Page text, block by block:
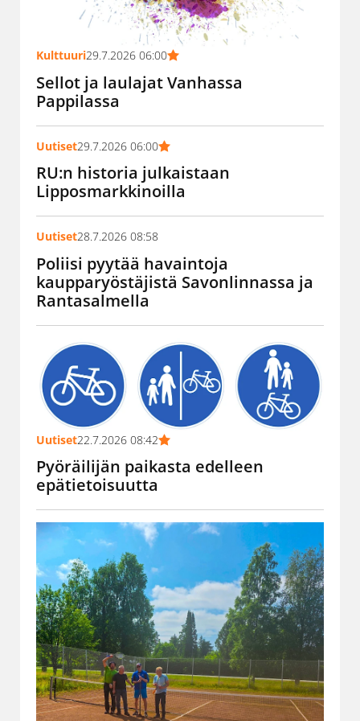
Kulttuuri29.7.2026 06:00
Sellot ja laulajat Vanhassa
Pappilassa
Uutiset29.7.2026 06:00
RU:n historia julkaistaan
Lipposmarkkinoilla
Uutiset28.7.2026 08:58
Poliisi pyytää havaintoja
kaupparyöstäjistä Savonlinnassa ja
Rantasalmella
Uutiset22.7.2026 08:42
Pyöräilijän paikasta edelleen
epätietoisuutta